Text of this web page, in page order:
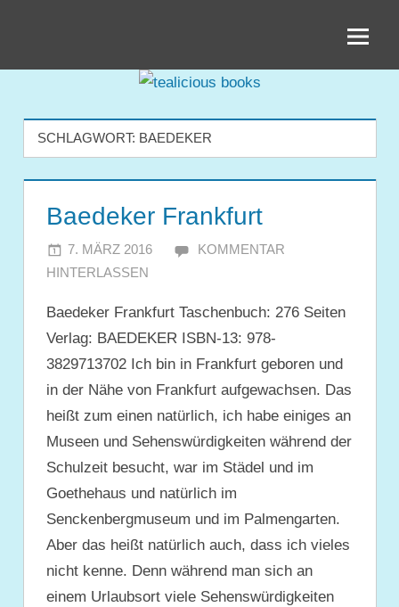
books
SCHLAGWORT: BAEDEKER
Baedeker Frankfurt
7. MÄRZ 2016 JULIA
KOMMENTAR
HINTERLASSEN
Baedeker Frankfurt Taschenbuch: 276 Seiten
Verlag: BAEDEKER ISBN-13: 978-
3829713702 Ich bin in Frankfurt geboren und
in der Nähe von Frankfurt aufgewachsen. Das
heißt zum einen natürlich, ich habe einiges an
Museen und Sehenswürdigkeiten während der
Schulzeit besucht, war im Städel und im
Goethehaus und natürlich im
Senckenbergmuseum und im Palmengarten.
Aber das heißt natürlich auch, dass ich vieles
nicht kenne. Denn während man sich an
einem Urlaubsort viele Sehenswürdigkeiten